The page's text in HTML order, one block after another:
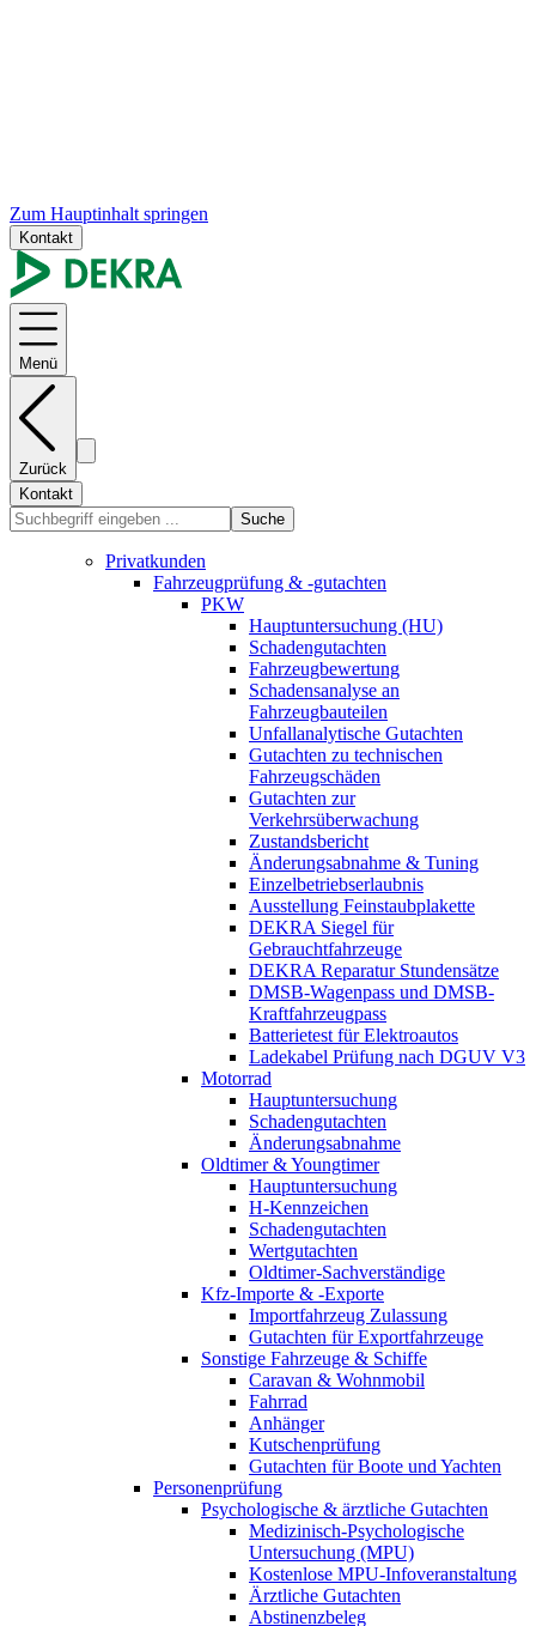
Zum Hauptinhalt springen
Kontakt
Menü
Zurück
Kontakt
Suche
Privatkunden
Fahrzeugprüfung & -gutachten
PKW
Hauptuntersuchung (HU)
Schadengutachten
Fahrzeugbewertung
Schadensanalyse an
Fahrzeugbauteilen
Unfallanalytische Gutachten
Gutachten zu technischen
Fahrzeugschäden
Gutachten zur
Verkehrsüberwachung
Zustandsbericht
Änderungsabnahme & Tuning
Einzelbetriebserlaubnis
Ausstellung Feinstaubplakette
DEKRA Siegel für
Gebrauchtfahrzeuge
DEKRA Reparatur Stundensätze
DMSB-Wagenpass und DMSB-
Kraftfahrzeugpass
Batterietest für Elektroautos
Ladekabel Prüfung nach DGUV V3
Motorrad
Hauptuntersuchung
Schadengutachten
Änderungsabnahme
Oldtimer & Youngtimer
Hauptuntersuchung
H-Kennzeichen
Schadengutachten
Wertgutachten
Oldtimer-Sachverständige
Kfz-Importe & -Exporte
Importfahrzeug Zulassung
Gutachten für Exportfahrzeuge
Sonstige Fahrzeuge & Schiffe
Caravan & Wohnmobil
Fahrrad
Anhänger
Kutschenprüfung
Gutachten für Boote und Yachten
Personenprüfung
Psychologische & ärztliche Gutachten
Medizinisch-Psychologische
Untersuchung (MPU)
Kostenlose MPU-Infoveranstaltung
Ärztliche Gutachten
Abstinenzbeleg